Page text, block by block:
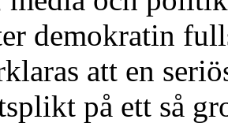
demokratin
att en
på ett så